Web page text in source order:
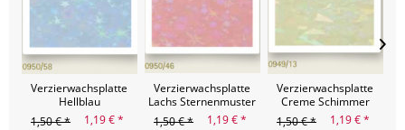
Verzierwachsplatte
Hellblau
Sternenmuster
1,50 € * 1,19 € *
Verzierwachsplatte
Lachs Sternenmuster
1,50 € *
1,19 € *
Verzierwachsplatte
Creme Schimmer
1,50 € *
1,19 € *